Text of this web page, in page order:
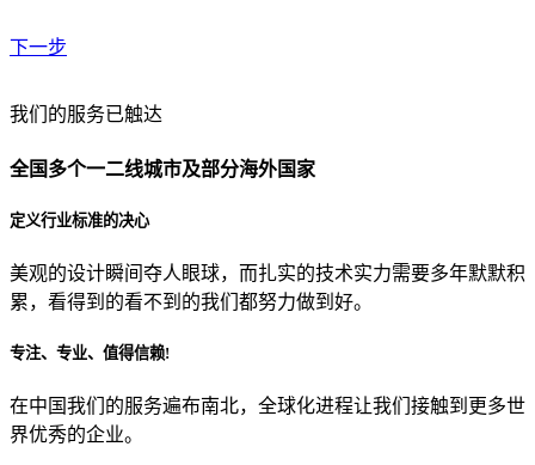
下一步
贵公司预算范围是？
贵公司的团队规模是？
目前主要的营销渠道是？
我们的服务已触达
全国多个一二线城市及部分海外国家
定义行业标准的决心
美观的设计瞬间夺人眼球，而扎实的技术实力需要多年默默积
累，看得到的看不到的我们都努力做到好。
专注、专业、值得信赖!
在中国我们的服务遍布南北，全球化进程让我们接触到更多世
界优秀的企业。